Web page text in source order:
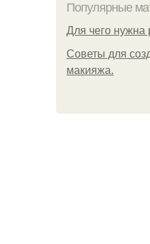
Популярные
Для чего нужна
Советы для
макияжа.